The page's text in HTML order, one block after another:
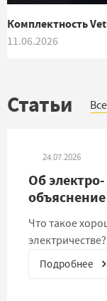
Комплектность
11.06.2026
Статьи
24.07.2026
Об
Что такое
Подробнее